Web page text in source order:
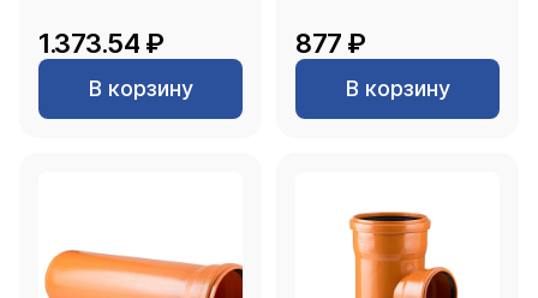
1.373.54 ₽
В корзину
877 ₽
В корзину